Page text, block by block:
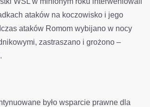
ataków na koczowisko i jego
ataków Romom wybijano w nocy
zastraszano i grożono –
było wsparcie prawne dla